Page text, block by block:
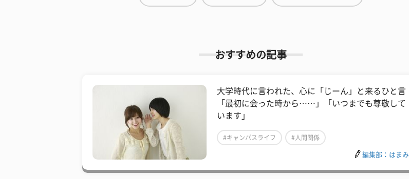
おすすめの記事
大学時代に言われた、心に「じーん」と来るひと言
「最初に会った時から……」「いつまでも尊敬して
います」
#キャンパスライフ #人間関係
編集部：はまみ